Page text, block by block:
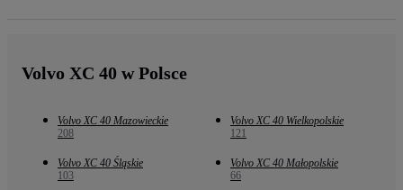
Volvo XC 40 w Polsce
Volvo XC 40 Mazowieckie
208
Volvo XC 40 Wielkopolskie
121
Volvo XC 40 Śląskie
103
Volvo XC 40 Małopolskie
66